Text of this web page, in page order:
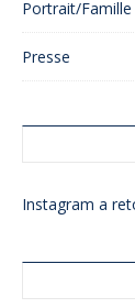
Portrait/Famille
Presse
Instagram a